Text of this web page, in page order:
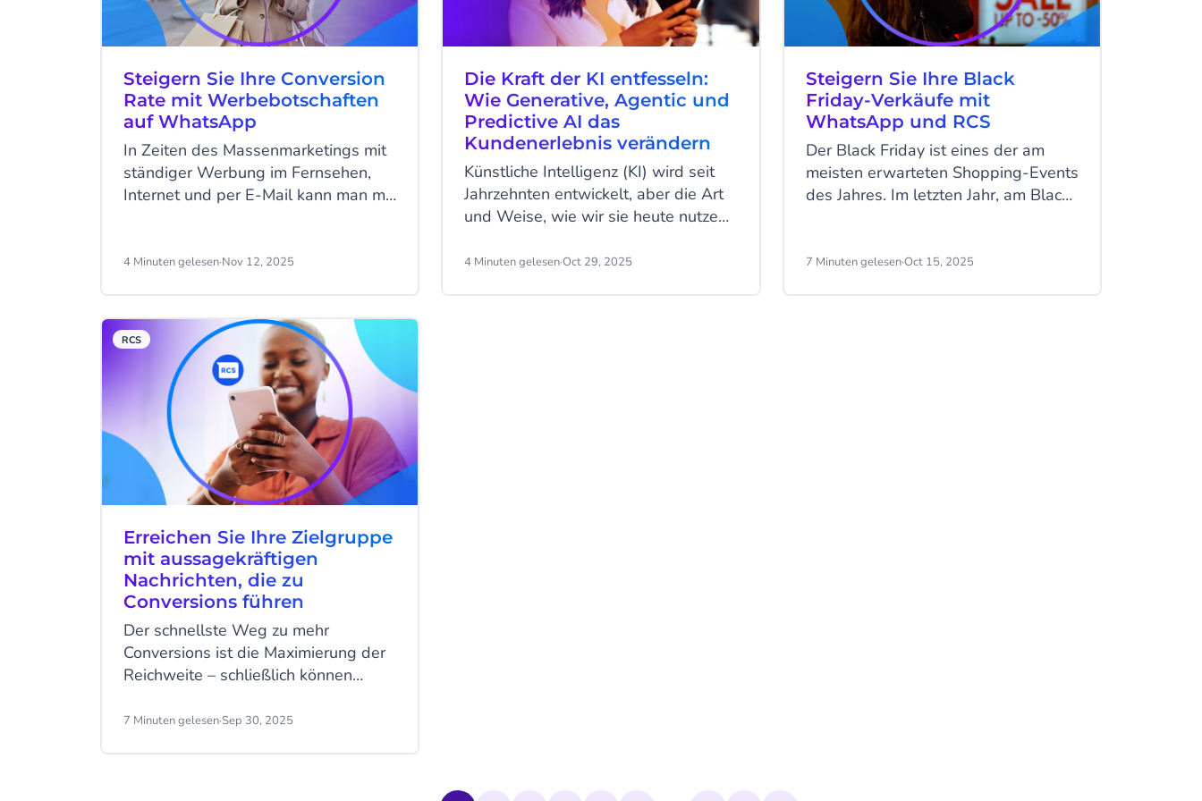
Steigern Sie Ihre Conversion
Rate mit Werbebotschaften
auf WhatsApp
In Zeiten des Massenmarketings mit
ständiger Werbung im Fernsehen,
Internet und per E-Mail kann man mit
Friday und die Weihnachtszeit für
können. Wenn Marketingbotschaften
nicht den Bedürfnissen und
Interessen der Verbraucher
entsprechen, schalten diese ab. Sie
schalten Benachrichtigungen stumm,
überspringen Werbung und
vermeiden alle Formen des
Marketings, bis die Hochsaison
vorbei ist. Als E-Commerce-
Vermarkter sollten Sie stets
versuchen, dies zu vermeiden, indem
Sie Ihre Marketingstrategie so
diversifizieren und personalisieren,
dass sie den Bedürfnissen und
Empfindlichkeiten Ihrer Kunden
entspricht.
4 Minuten gelesen·Nov 12, 2025
Die Kraft der KI entfesseln:
Wie Generative, Agentic und
Predictive AI das
Kundenerlebnis verändern
Künstliche Intelligenz (KI) wird seit
Jahrzehnten entwickelt, aber die Art
und Weise, wie wir sie heute nutzen,
dem Aufkommen von ChatGPT und
4 Minuten gelesen·Oct 29, 2025
Steigern Sie Ihre Black
Friday-Verkäufe mit
WhatsApp und RCS
Der Black Friday ist eines der am
meisten erwarteten Shopping-Events
des Jahres. Im letzten Jahr, am Black
Milliarden US-Dollar, was einem
7 Minuten gelesen·Oct 15, 2025
RCS
Erreichen Sie Ihre Zielgruppe
mit aussagekräftigen
Nachrichten, die zu
Conversions führen
Der schnellste Weg zu mehr
Conversions ist die Maximierung der
Reichweite – schließlich können
oder Ihre Dienstleistungen nicht in
7 Minuten gelesen·Sep 30, 2025